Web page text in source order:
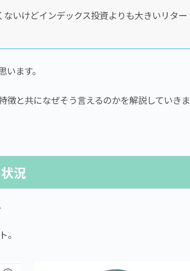
いけどインデックス投資よりも大きいリター
ます。
徴と共になぜそう言えるのかを解説していきま
況
。